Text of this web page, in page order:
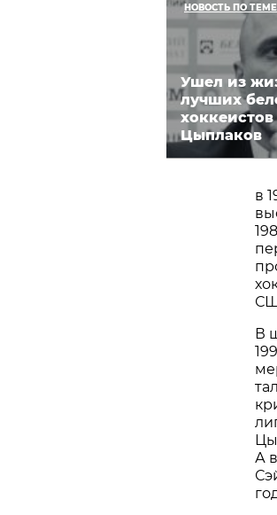
НОВОСТЬ ПО ТЕМЕ
Ушел из
лучших
Цыплаков
в
В
А